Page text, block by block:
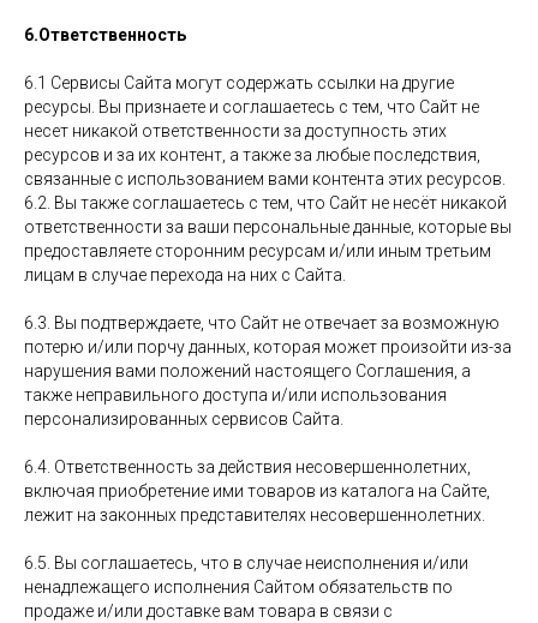
6.Ответственность
6.1 Сервисы Сайта могут содержать ссылки на другие
ресурсы. Вы признаете и соглашаетесь с тем, что Сайт не
несет никакой ответственности за доступность этих
ресурсов и за их контент, а также за любые последствия,
связанные с использованием вами контента этих ресурсов.
6.2. Вы также соглашаетесь с тем, что Сайт не несёт никакой
ответственности за ваши персональные данные, которые вы
предоставляете сторонним ресурсам и/или иным третьим
лицам в случае перехода на них с Сайта.
6.3. Вы подтверждаете, что Сайт не отвечает за возможную
потерю и/или порчу данных, которая может произойти из-за
нарушения вами положений настоящего Соглашения, а
также неправильного доступа и/или использования
персонализированных сервисов Сайта.
6.4. Ответственность за действия несовершеннолетних,
включая приобретение ими товаров из каталога на Сайте,
лежит на законных представителях несовершеннолетних.
6.5. Вы соглашаетесь, что в случае неисполнения и/или
ненадлежащего исполнения Сайтом обязательств по
продаже и/или доставке вам товара в связи с